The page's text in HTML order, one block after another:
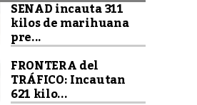
SENAD incauta 311
kilos de marihuana
pre...
FRONTERA del
TRÁFICO: Incautan
621 kilo...